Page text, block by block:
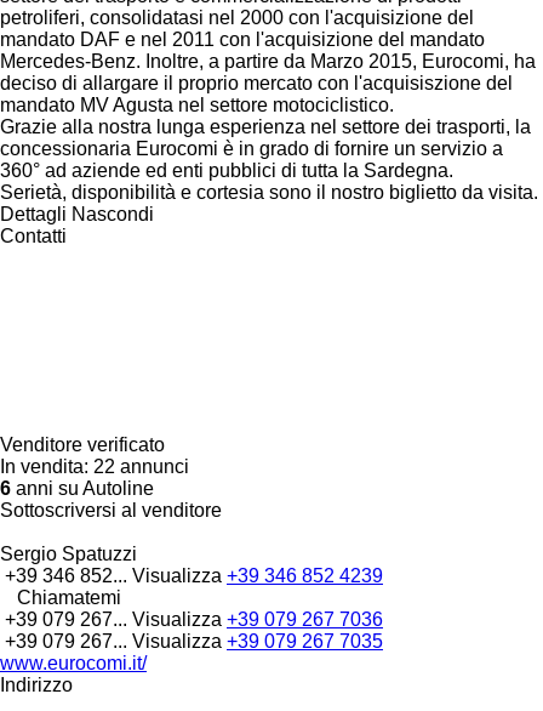
petroliferi, consolidatasi nel 2000 con l'acquisizione del
mandato DAF e nel 2011 con l'acquisizione del mandato
Mercedes-Benz. Inoltre, a partire da Marzo 2015, Eurocomi, ha
deciso di allargare il proprio mercato con l'acquisiszione del
mandato MV Agusta nel settore motociclistico.
Grazie alla nostra lunga esperienza nel settore dei trasporti, la
concessionaria Eurocomi è in grado di fornire un servizio a
360° ad aziende ed enti pubblici di tutta la Sardegna.
Serietà, disponibilità e cortesia sono il nostro biglietto da visita.
Dettagli Nascondi
Contatti
Venditore verificato
In vendita: 22 annunci
6 anni su Autoline
Sottoscriversi al venditore
Sergio Spatuzzi
+39 346 852... Visualizza +39 346 852 4239
Chiamatemi
+39 079 267... Visualizza +39 079 267 7036
+39 079 267... Visualizza +39 079 267 7035
www.eurocomi.it/
Indirizzo